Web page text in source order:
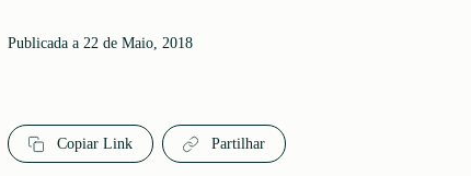
Publicada a 22 de Maio, 2018
Copiar Link Partilhar